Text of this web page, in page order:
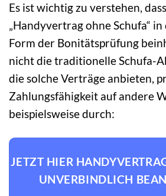
Es ist wichtig zu verstehen,
„Handyvertrag ohne Schufa“
Form der Bonitätsprüfung
nicht die traditionelle Schufa-
die solche Verträge anbieten,
Zahlungsfähigkeit auf andere
beispielsweise durch:
JETZT HIER
UNVERBINDLICH